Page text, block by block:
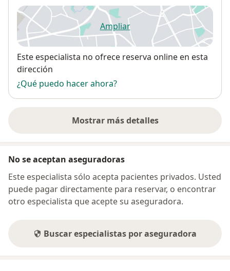
Ampliarse abre en una nueva
Disponibilidad
Este especialista no ofrece reserva online en esta
dirección
¿Qué puedo hacer ahora?
Mostrar más detalles
sobre la dirección
No se aceptan aseguradoras
Este especialista sólo acepta pacientes privados. Usted
puede pagar directamente para reservar, o encontrar
otro especialista que acepte su aseguradora.
Buscar especialistas por aseguradora